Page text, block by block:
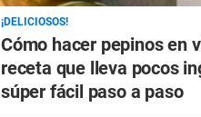
¡DELICIOSOS!
Cómo hacer pepinos en
receta que lleva pocos
súper fácil paso a paso